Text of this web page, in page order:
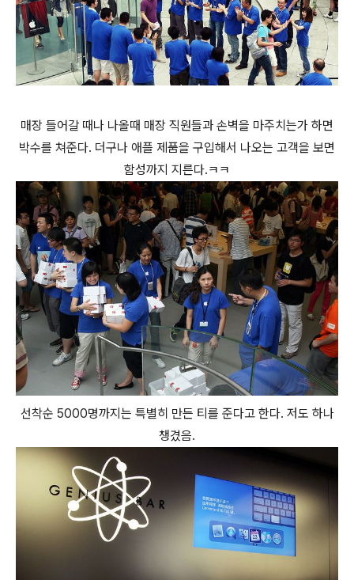
매장 들어갈 때나 나올때 매장 직원들과 손벽을 마주치는가 하면
박수를 쳐준다. 더구나 애플 제품을 구입해서 나오는 고객을 보면
함성까지 지른다.ㅋㅋ
선착순 5000명까지는 특별히 만든 티를 준다고 한다. 저도 하나
챙겼음.